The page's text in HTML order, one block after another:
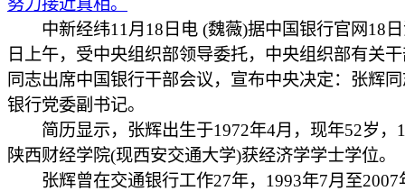
努力接近真相。
中新经纬11月18日电 (魏薇)据中国银行官网18日
日上午，受中央组织部领导委托，中央组织部有关
同志出席中国银行干部会议，宣布中央决定：张辉
银行党委副书记。
简历显示，张辉出生于1972年4月，现年52岁，
陕西财经学院(现西安交通大学)获经济学学士学位。
张辉曾在交通银行工作27年，1993年7月至2007